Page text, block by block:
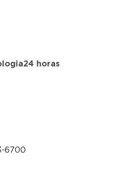
24 horas
6700